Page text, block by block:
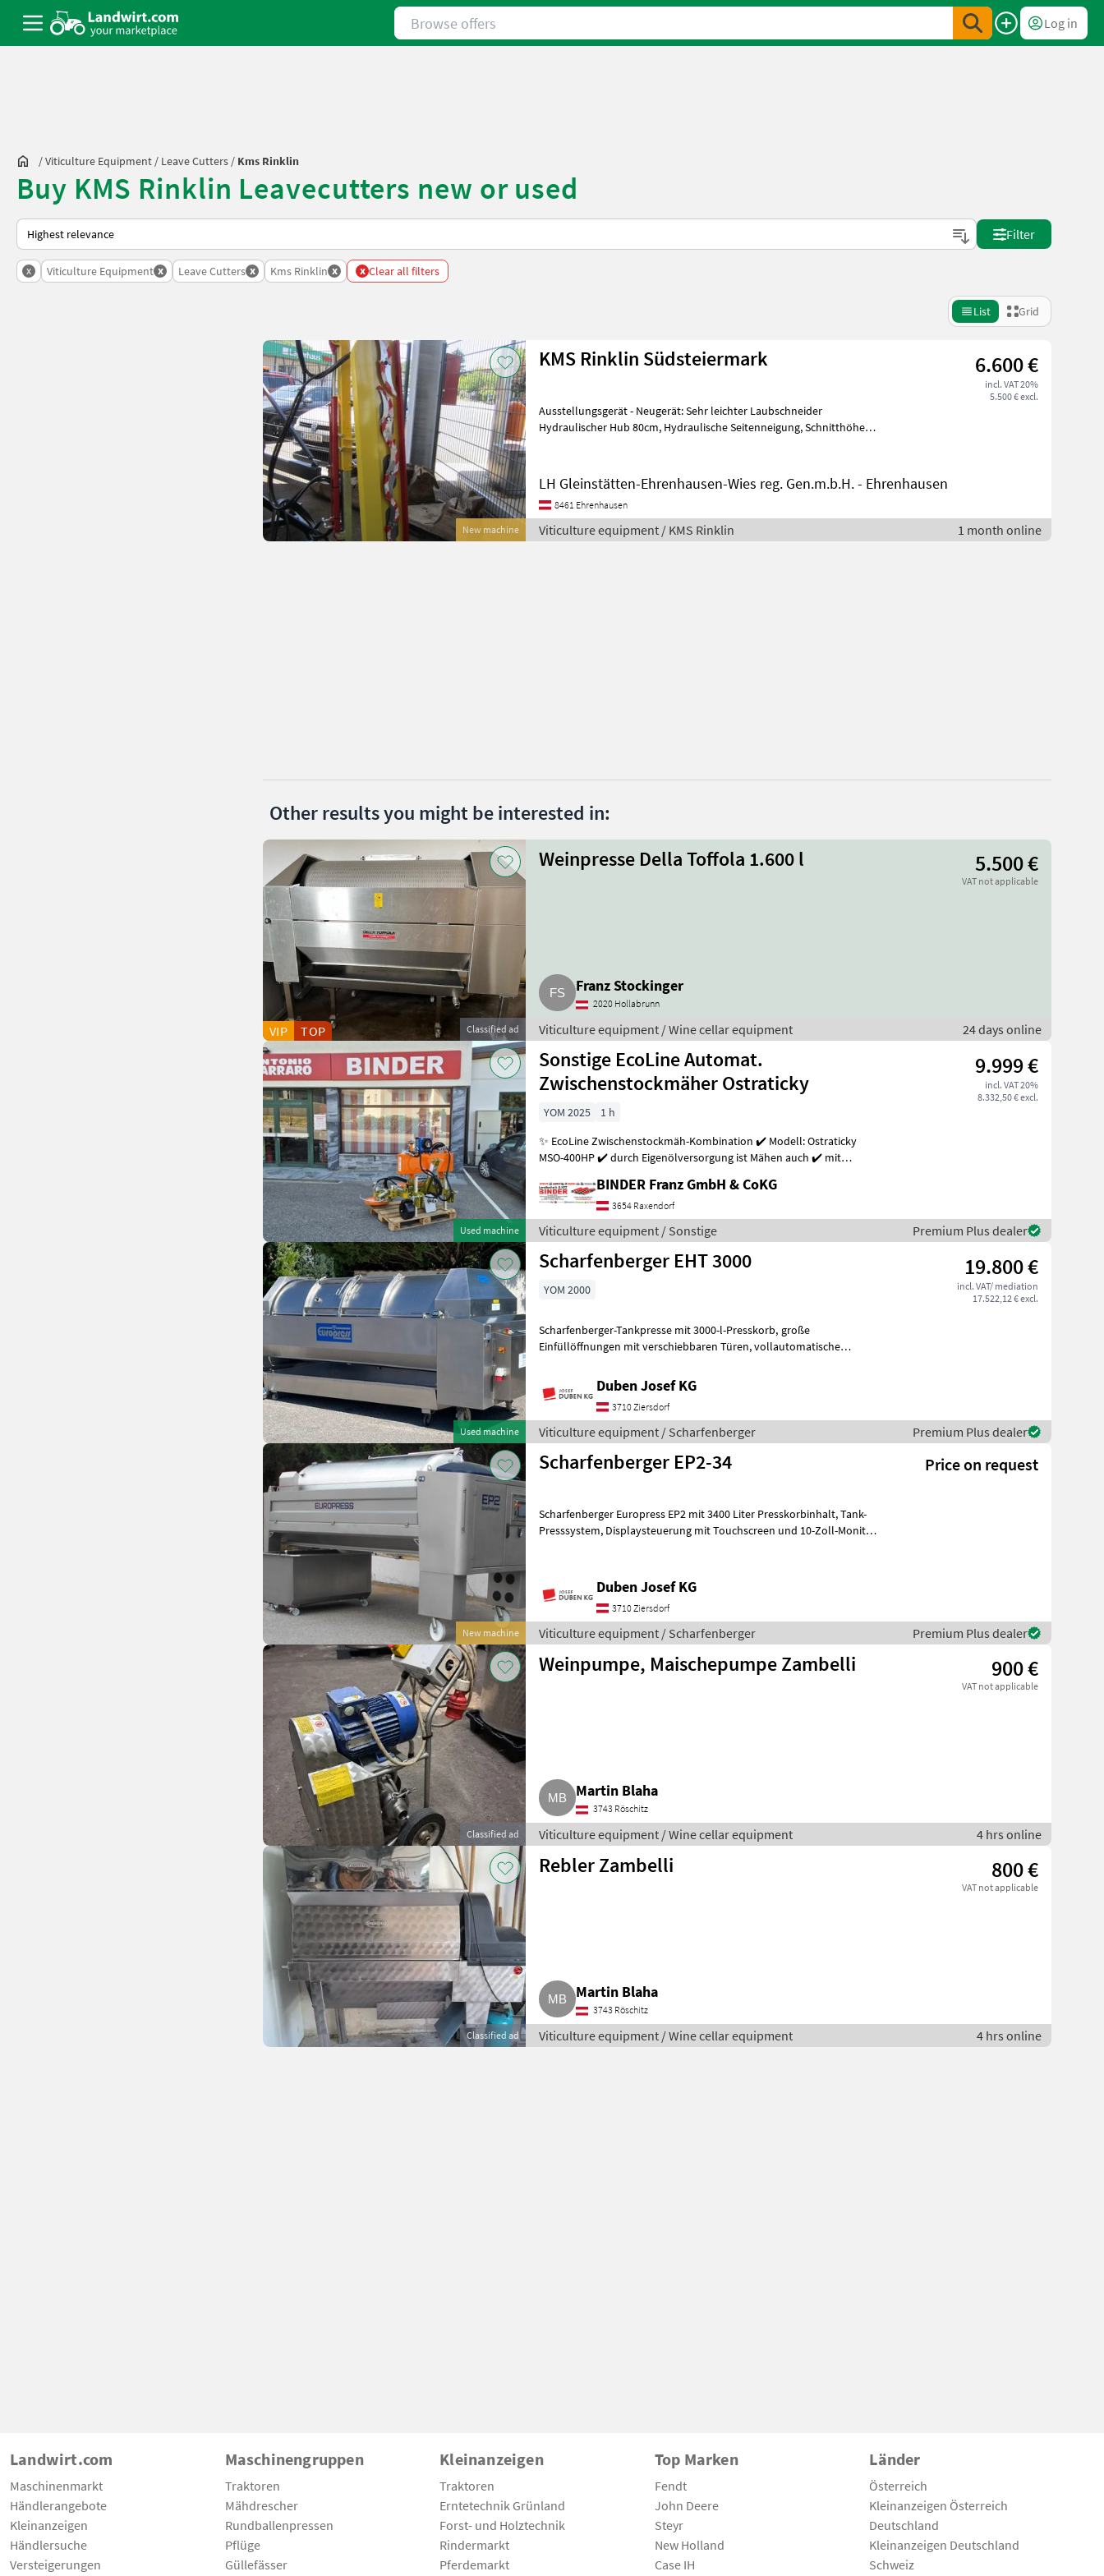
Browse offers
Log in
/Viticulture Equipment / Leave Cutters / Kms Rinklin
Buy KMS Rinklin Leavecutters new or used
This is how sorting works on Landwirt.com
Filter
x Viticulture Equipment x Leave Cutters x Kms Rinklin x x Clear all filters
List Grid
New machine
KMS Rinklin Südsteiermark 6.600 €
incl. VAT 20%
5.500 € excl.
Ausstellungsgerät - Neugerät: Sehr leichter Laubschneider
Hydraulischer Hub 80cm, Hydraulische Seitenneigung, Schnitthöhe
LH Gleinstätten-Ehrenhausen-Wies reg. Gen.m.b.H. - Ehrenhausen
8461 Ehrenhausen
Viticulture equipment / KMS Rinklin 1 month online
Other results you might be interested in:
Classified ad
VIP TOP
Weinpresse Della Toffola 1.600 l 5.500 €
VAT not applicable
Franz Stockinger
2020 Hollabrunn
Viticulture equipment / Wine cellar equipment 24 days online
Used machine
Sonstige EcoLine Automat.
Zwischenstockmäher Ostraticky
9.999 €
incl. VAT 20%
8.332,50 € excl.
YOM 2025
1 h
✨ EcoLine Zwischenstockmäh-Kombination ✔️ Modell: Ostraticky
MSO-400HP ✔️ durch Eigenölversorgung ist Mähen auch ✔️ mit
BINDER Franz GmbH & CoKG
3654 Raxendorf
Viticulture equipment / Sonstige Premium Plus dealer
Used machine
Scharfenberger EHT 3000 19.800 €
incl. VAT/ mediation
17.522,12 € excl.
YOM 2000
Scharfenberger-Tankpresse mit 3000-l-Presskorb, große
Einfüllöffnungen mit verschiebbaren Türen, vollautomatische
Duben Josef KG
3710 Ziersdorf
Viticulture equipment / Scharfenberger Premium Plus dealer
New machine
Scharfenberger EP2-34 Price on request
Scharfenberger Europress EP2 mit 3400 Liter Presskorbinhalt, Tank-
Presssystem, Displaysteuerung mit Touchscreen und 10-Zoll-Monitor
Duben Josef KG
3710 Ziersdorf
Viticulture equipment / Scharfenberger Premium Plus dealer
Classified ad
Weinpumpe, Maischepumpe Zambelli 900 €
VAT not applicable
Martin Blaha
3743 Röschitz
Viticulture equipment / Wine cellar equipment 4 hrs online
Classified ad
Rebler Zambelli 800 €
VAT not applicable
Martin Blaha
3743 Röschitz
Viticulture equipment / Wine cellar equipment 4 hrs online
Landwirt.com
Maschinenmarkt
Händlerangebote
Kleinanzeigen
Händlersuche
Versteigerungen
Maschinengruppen
Traktoren
Mähdrescher
Rundballenpressen
Pflüge
Güllefässer
Kleinanzeigen
Traktoren
Erntetechnik Grünland
Forst- und Holztechnik
Rindermarkt
Pferdemarkt
Top Marken
Fendt
John Deere
Steyr
New Holland
Case IH
Länder
Österreich
Kleinanzeigen Österreich
Deutschland
Kleinanzeigen Deutschland
Schweiz